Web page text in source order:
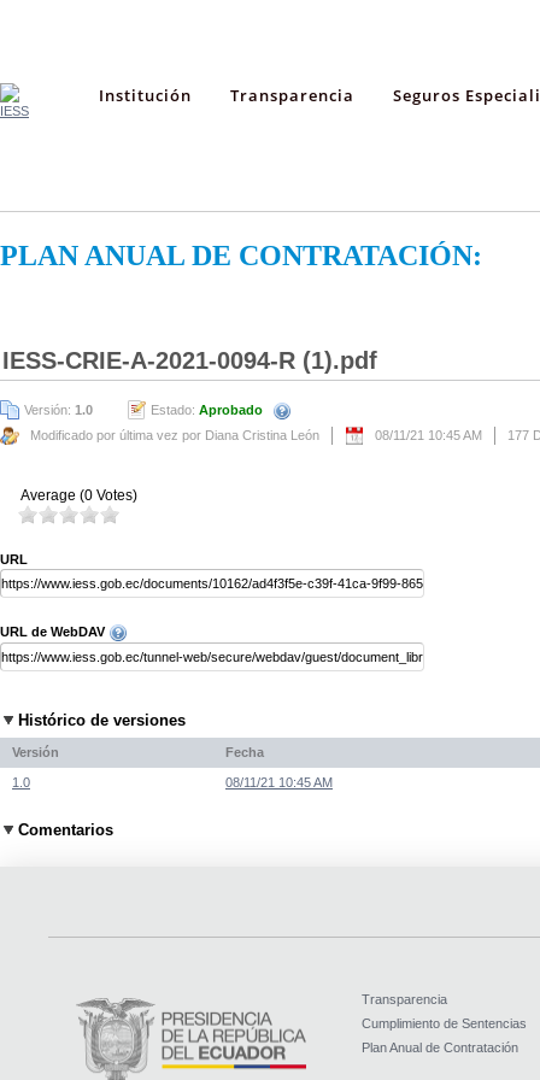
Institución Transparencia Seguros
PLAN ANUAL DE CONTRATACIÓN:
IESS-CRIE-A-2021-0094-R (1).pdf
Versión: 1.0 Estado: Aprobado
Modificado por última vez por Diana Cristina León
08/11/21 10:45 AM 177
Average (0 Votes)
URL
URL de WebDAV
Histórico de versiones
Versión Fecha
1.0 08/11/21 10:45 AM
Comentarios
Transparencia
Cumplimiento de Sentencias
Plan Anual de Contratación